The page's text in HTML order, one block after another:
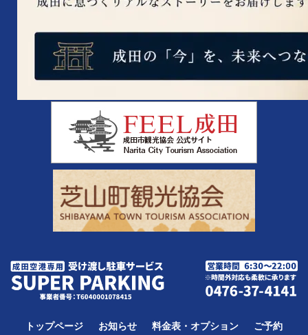
トップページ お知らせ 料金表・オプション
ご予約